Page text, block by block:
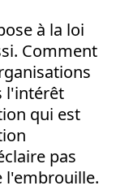
à la loi
Comment
l'intérêt
qui est
pas
l'embrouille.